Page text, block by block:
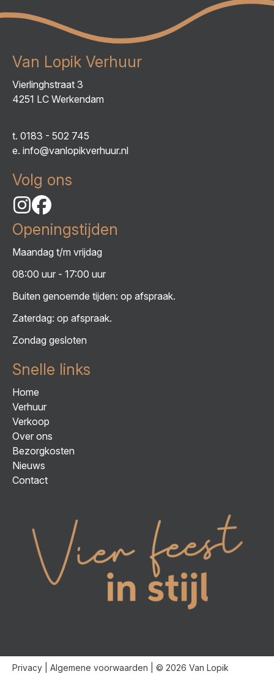
Van Lopik Verhuur
Vierlinghstraat 3
4251 LC Werkendam
t. 0183 - 502 745
e. info@vanlopikverhuur.nl
Volg ons
Openingstijden
Maandag t/m vrijdag
08:00 uur - 17:00 uur
Buiten genoemde tijden: op afspraak.
Zaterdag: op afspraak.
Zondag gesloten
Snelle links
Home
Verhuur
Verkoop
Over ons
Bezorgkosten
Nieuws
Contact
Privacy Algemene voorwaarden | © 2026 Van Lopik